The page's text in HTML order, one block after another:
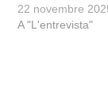
22 novembre
A "L'entrevista"